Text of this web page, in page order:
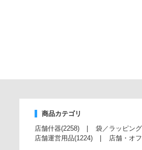
商品カテゴリ
店舗什器(2258) 袋／ラッピン
店舗運営用品(1224) 店舗・オ